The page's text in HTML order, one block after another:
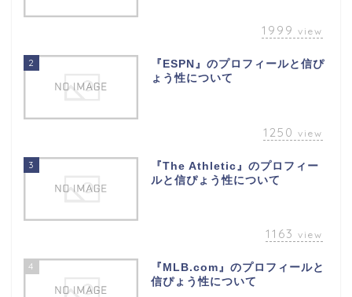
1999 view
2
『ESPN』のプロフィールと信ぴ
ょう性について
1250 view
3
『The Athletic』のプロフィー
ルと信ぴょう性について
1163 view
4
『MLB.com』のプロフィールと
信ぴょう性について